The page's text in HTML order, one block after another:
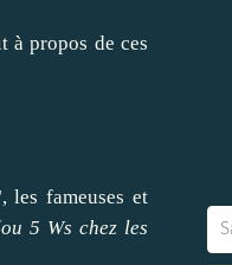
à propos de ces
fameuses et
5 Ws chez les